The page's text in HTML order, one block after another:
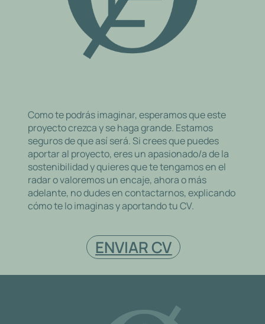
Como te podrás imaginar, esperamos que este
proyecto crezca y se haga grande. Estamos
seguros de que así será. Si crees que puedes
aportar al proyecto, eres un apasionado/a de la
sostenibilidad y quieres que te tengamos en el
radar o valoremos un encaje, ahora o más
adelante, no dudes en contactarnos, explicando
cómo te lo imaginas y aportando tu CV.
ENVIAR CV